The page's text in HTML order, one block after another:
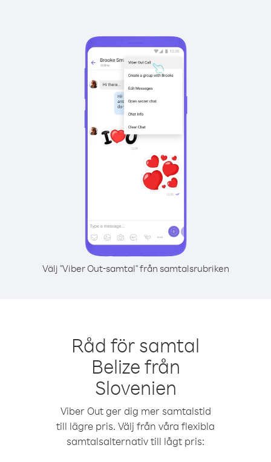
Välj "Viber Out-samtal" från samtalsrubriken
Råd för samtal
Belize från
Slovenien
Viber Out ger dig mer samtalstid
till lägre pris. Välj från våra flexibla
samtalsalternativ till lågt pris: